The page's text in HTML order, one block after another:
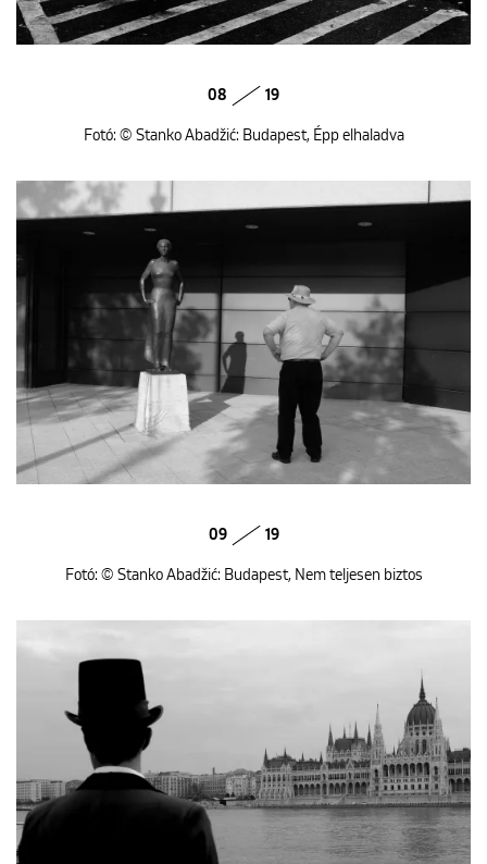
08 19
Fotó: © Stanko Abadžić: Budapest, Épp elhaladva
09 19
Fotó: © Stanko Abadžić: Budapest, Nem teljesen biztos